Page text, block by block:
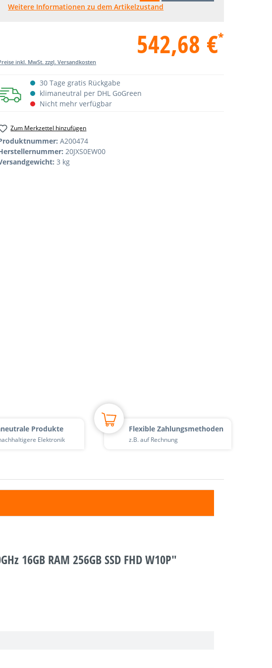
Weitere Informationen zu dem Artikelzustand
542,68 €*
inkl. MwSt. zzgl. Versandkosten
30 Tage gratis Rückgabe
klimaneutral per DHL GoGreen
Nicht mehr verfügbar
Zum Merkzettel hinzufügen
A200474
20JXS0EW00
3 kg
Produkte
Elektronik
Flexible Zahlungsmethoden
z.B. auf Rechnung
16GB RAM 256GB SSD FHD W10P"